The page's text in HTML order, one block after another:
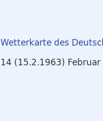
Wetterkarte des
14 (15.2.1963) Februar